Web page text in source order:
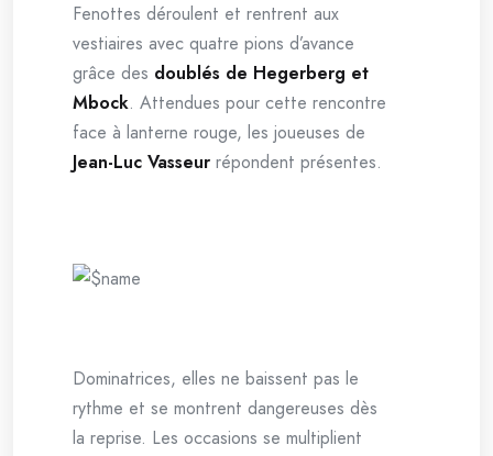
Fenottes déroulent et rentrent aux
vestiaires avec quatre pions d’avance
grâce des doublés de Hegerberg et
Mbock. Attendues pour cette rencontre
face à lanterne rouge, les joueuses de
Jean-Luc Vasseur répondent présentes.
Dominatrices, elles ne baissent pas le
rythme et se montrent dangereuses dès
la reprise. Les occasions se multiplient